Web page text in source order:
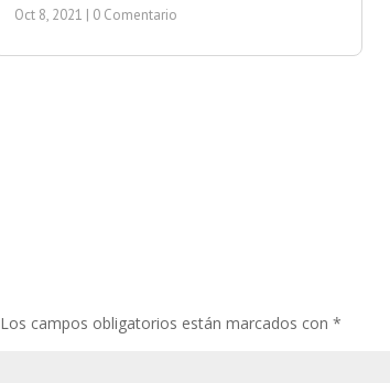
Oct 8, 2021 | 0 Comentario
Los campos obligatorios están marcados con*